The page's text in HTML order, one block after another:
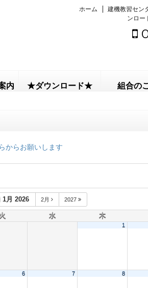
ホーム 建機教習セン
ンロー
内 ★ダウンロード★ 組合の
からお願いします
1月 2026 2月 2027
火 水 木
1
6 7 8